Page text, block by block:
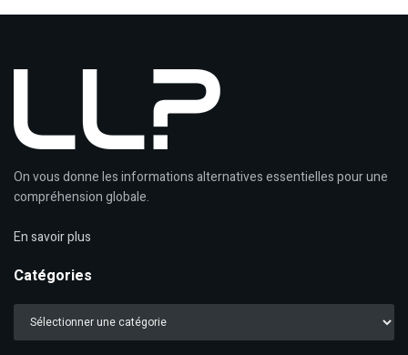
On vous donne les informations alternatives essentielles pour une
compréhension globale.
En savoir plus
Catégories
Catégories